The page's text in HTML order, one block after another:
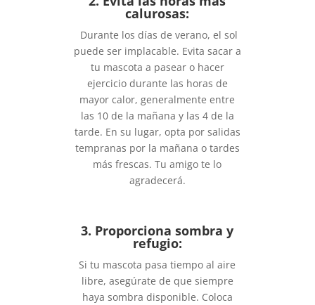
calurosas:
Durante los días de verano, el sol
puede ser implacable. Evita sacar a
tu mascota a pasear o hacer
ejercicio durante las horas de
mayor calor, generalmente entre
las 10 de la mañana y las 4 de la
tarde. En su lugar, opta por salidas
tempranas por la mañana o tardes
más frescas. Tu amigo te lo
agradecerá.
3. Proporciona sombra y
refugio:
Si tu mascota pasa tiempo al aire
libre, asegúrate de que siempre
haya sombra disponible. Coloca